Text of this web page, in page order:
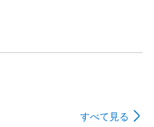
すべて見る